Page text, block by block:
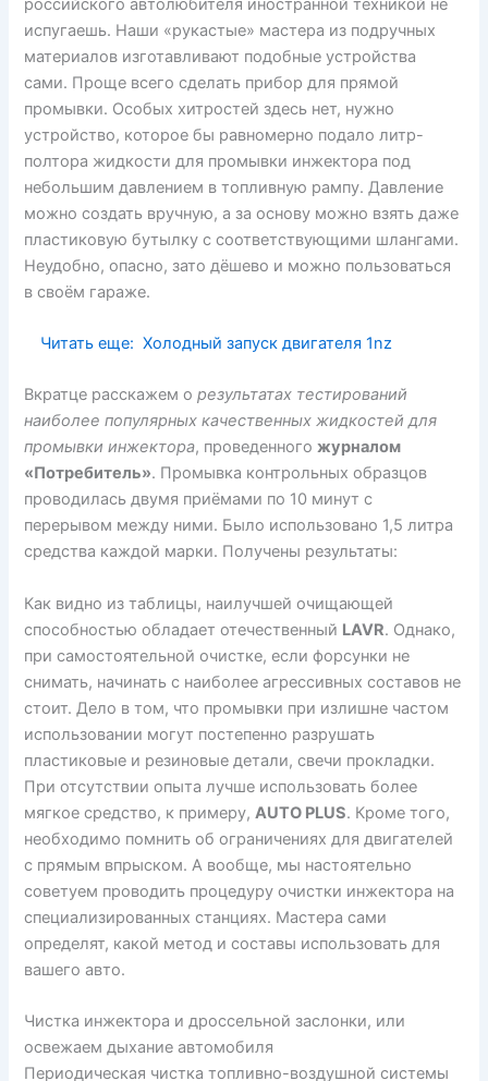
российского автолюбителя иностранной техникой не
испугаешь. Наши «рукастые» мастера из подручных
материалов изготавливают подобные устройства
сами. Проще всего сделать прибор для прямой
промывки. Особых хитростей здесь нет, нужно
устройство, которое бы равномерно подало литр-
полтора жидкости для промывки инжектора под
небольшим давлением в топливную рампу. Давление
можно создать вручную, а за основу можно взять даже
пластиковую бутылку с соответствующими шлангами.
Неудобно, опасно, зато дёшево и можно пользоваться
в своём гараже.
Читать еще: Холодный запуск двигателя 1nz
Вкратце расскажем орезультатах тестирований
наиболее популярных качественных жидкостей для
промывки инжектора, проведенногожурналом
«Потребитель». Промывка контрольных образцов
проводилась двумя приёмами по 10 минут с
перерывом между ними. Было использовано 1,5 литра
средства каждой марки. Получены результаты:
Как видно из таблицы, наилучшей очищающей
способностью обладает отечественный LAVR. Однако,
при самостоятельной очистке, если форсунки не
снимать, начинать с наиболее агрессивных составов не
стоит. Дело в том, что промывки при излишне частом
использовании могут постепенно разрушать
пластиковые и резиновые детали, свечи прокладки.
При отсутствии опыта лучше использовать более
мягкое средство, к примеру,AUTO PLUS. Кроме того,
необходимо помнить об ограничениях для двигателей
с прямым впрыском. А вообще, мы настоятельно
советуем проводить процедуру очистки инжектора на
специализированных станциях. Мастера сами
определят, какой метод и составы использовать для
вашего авто.
Чистка инжектора и дроссельной заслонки, или
освежаем дыхание автомобиля
Периодическая чистка топливно-воздушной системы